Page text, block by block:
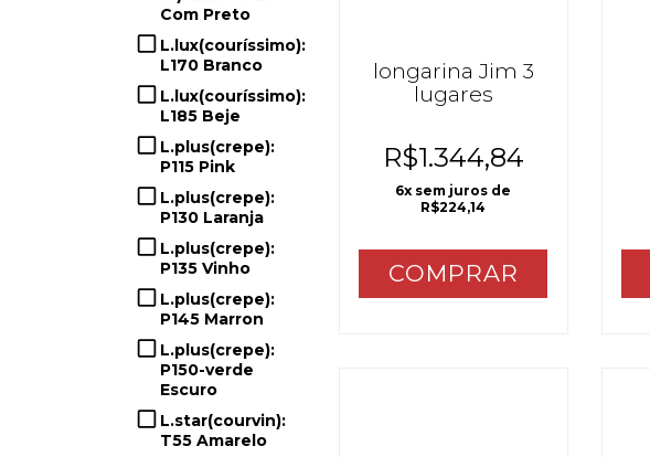
Com Preto
L.lux(couríssimo):
L170 Branco
L.lux(couríssimo):
L185 Beje
L.plus(crepe):
P115 Pink
L.plus(crepe):
P130 Laranja
L.plus(crepe):
P135 Vinho
L.plus(crepe):
P145 Marron
L.plus(crepe):
P150-verde
Escuro
L.star(courvin):
T55 Amarelo
longarina Jim 3
lugares
R$1.344,84
6x sem juros de
R$224,14
COMPRAR